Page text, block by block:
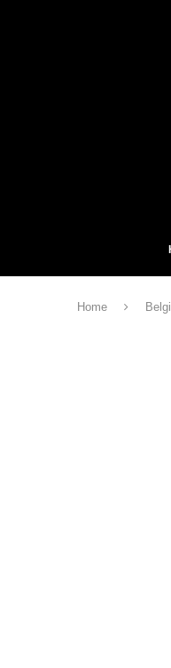
Home